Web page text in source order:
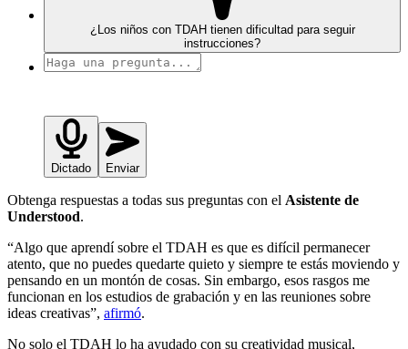
¿Los niños con TDAH tienen dificultad para seguir
instrucciones?
Dictado Enviar
Obtenga respuestas a todas sus preguntas con el Asistente de
Understood.
“Algo que aprendí sobre el TDAH es que es difícil permanecer
atento, que no puedes quedarte quieto y siempre te estás moviendo y
pensando en un montón de cosas. Sin embargo, esos rasgos me
funcionan en los estudios de grabación y en las reuniones sobre
ideas creativas”, afirmó.
No solo el TDAH lo ha ayudado con su creatividad musical,